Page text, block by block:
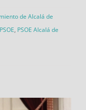
de Alcalá de
PSOE, PSOE Alcalá de